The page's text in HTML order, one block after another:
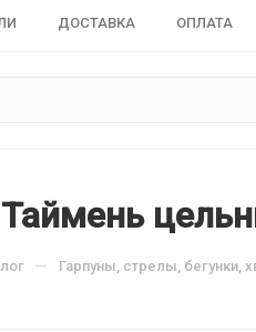
ДОСТАВКА ОПЛАТА
— Гарпуны, стрелы, бегунки,